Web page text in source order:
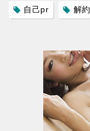
自己pr 解約